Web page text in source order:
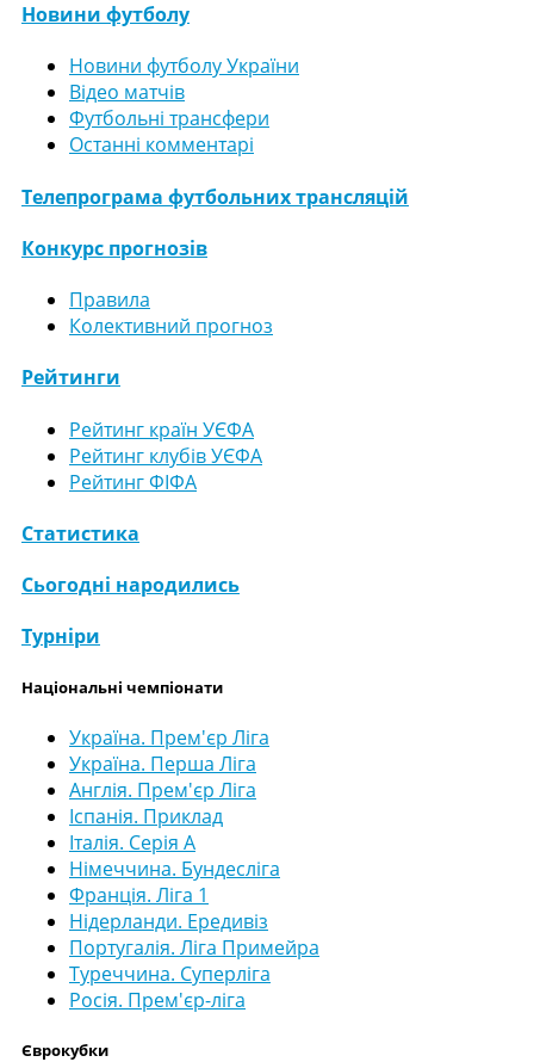
Новини футболу
Новини футболу України
Відео матчів
Футбольні трансфери
Останні комментарі
Телепрограма футбольних трансляцій
Конкурс прогнозів
Правила
Колективний прогноз
Рейтинги
Рейтинг країн УЄФА
Рейтинг клубів УЄФА
Рейтинг ФІФА
Статистика
Сьогодні народились
Турніри
Національні чемпіонати
Україна. Прем'єр Ліга
Україна. Перша Ліга
Англія. Прем'єр Ліга
Іспанія. Приклад
Італія. Серія А
Німеччина. Бундесліга
Франція. Ліга 1
Нідерланди. Ередивіз
Португалія. Ліга Примейра
Туреччина. Суперліга
Росія. Прем'єр-ліга
Єврокубки